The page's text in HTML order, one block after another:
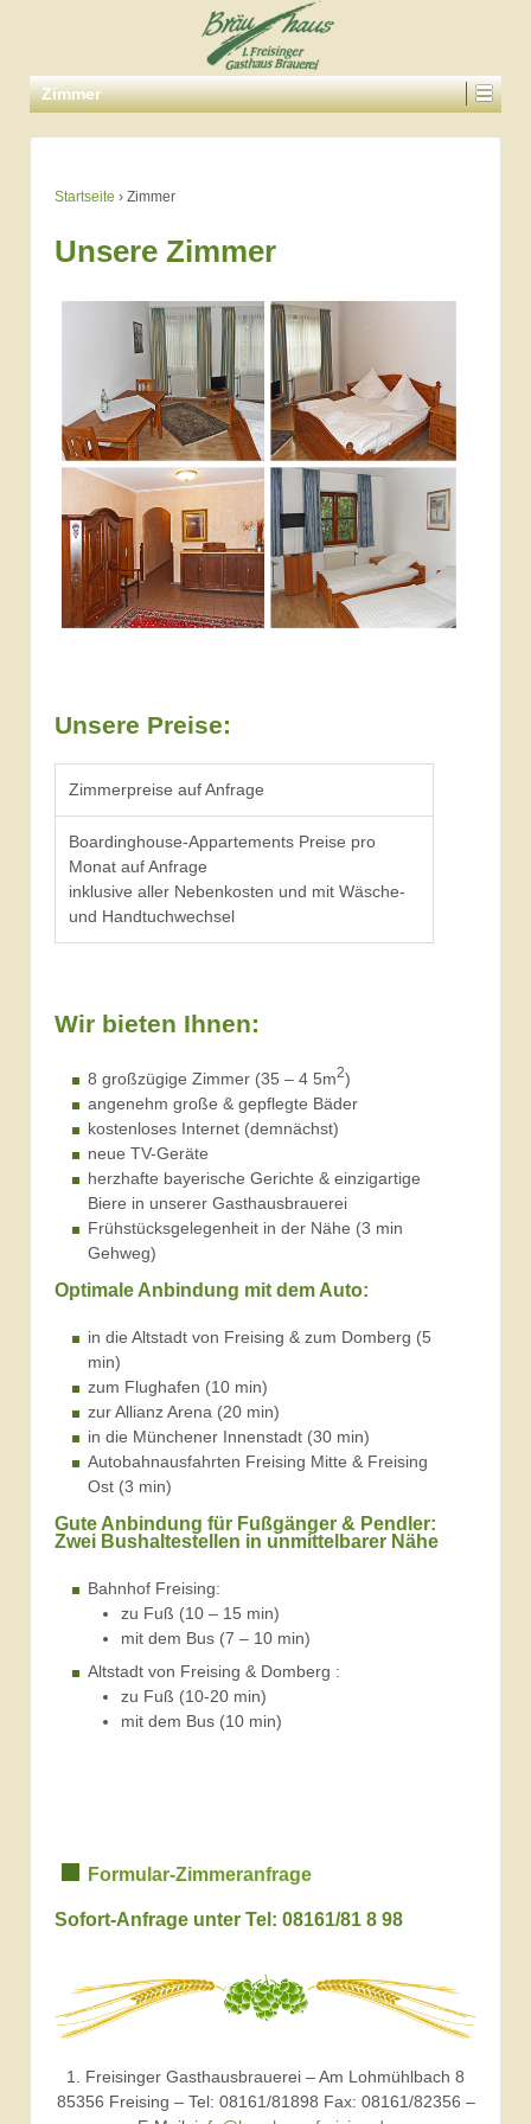
Zimmer
Startseite › Zimmer
Unsere Zimmer
Unsere Preise:
Zimmerpreise auf Anfrage
Boardinghouse-Appartements Preise pro
Monat auf Anfrage
inklusive aller Nebenkosten und mit Wäsche-
und Handtuchwechsel
Wir bieten Ihnen:
8 großzügige Zimmer (35 – 4 5m2)
angenehm große & gepflegte Bäder
kostenloses Internet (demnächst)
neue TV-Geräte
herzhafte bayerische Gerichte & einzigartige
Biere in unserer Gasthausbrauerei
Frühstücksgelegenheit in der Nähe (3 min
Gehweg)
Optimale Anbindung mit dem Auto:
in die Altstadt von Freising & zum Domberg (5
min)
zum Flughafen (10 min)
zur Allianz Arena (20 min)
in die Münchener Innenstadt (30 min)
Autobahnausfahrten Freising Mitte & Freising
Ost (3 min)
Gute Anbindung für Fußgänger & Pendler:
Zwei Bushaltestellen in unmittelbarer Nähe
Bahnhof Freising:
zu Fuß (10 – 15 min)
mit dem Bus (7 – 10 min)
Altstadt von Freising & Domberg :
zu Fuß (10-20 min)
mit dem Bus (10 min)
Formular-Zimmeranfrage
Sofort-Anfrage unter Tel: 08161/81 8 98
1. Freisinger Gasthausbrauerei – Am Lohmühlbach 8
85356 Freising – Tel: 08161/81898 Fax: 08161/82356 –